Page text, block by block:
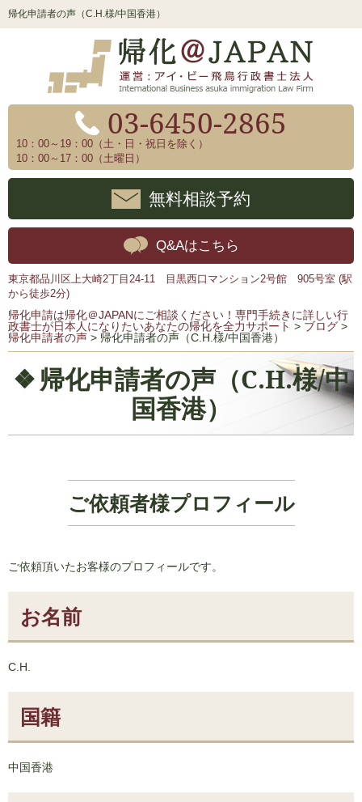
帰化申請者の声（C.H.様/中国香港）
03-6450-2865
10：00～19：00（土・日・祝日を除く）
10：00～17：00（土曜日）
無料相談予約
Q&Aはこちら
東京都品川区上大崎2丁目24-11 目黒西口マンション2号館 905号室 (駅
から徒歩2分)
帰化申請は帰化＠JAPANにご相談ください！専門手続きに詳しい行
政書士が日本人になりたいあなたの帰化を全力サポート > ブログ >
帰化申請者の声 > 帰化申請者の声（C.H.様/中国香港）
帰化申請者の声（C.H.様/中
国香港）
ご依頼者様プロフィール
ご依頼頂いたお客様のプロフィールです。
お名前
C.H.
国籍
中国香港